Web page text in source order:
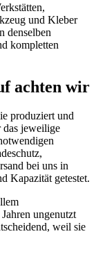
und Kleber
denselben
kompletten
achten wir
produziert und
das jeweilige
bei uns in
Kapazität getestet.
ungenutzt
weil sie